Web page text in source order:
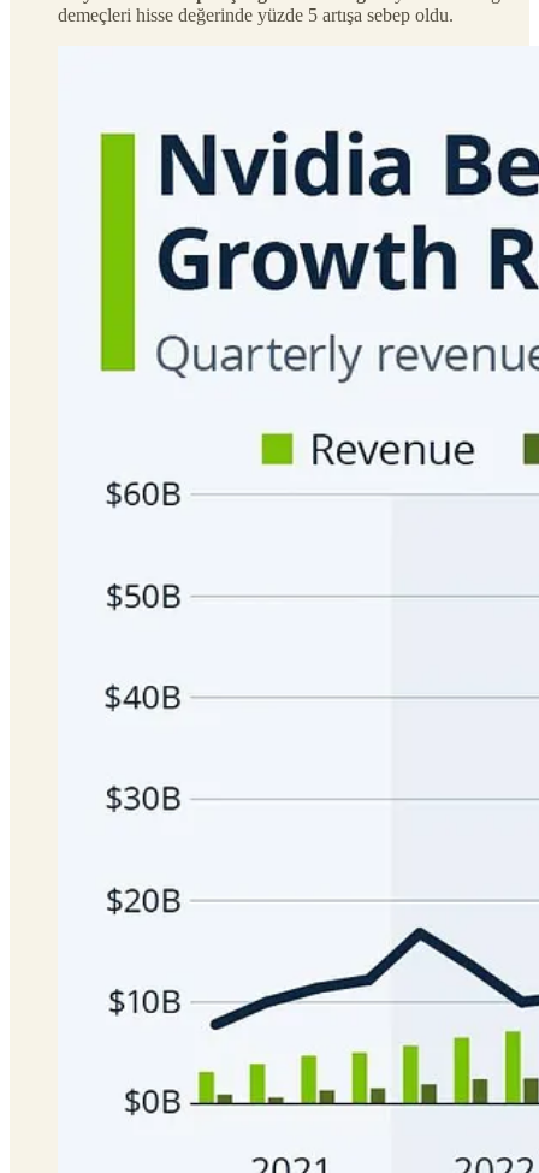
demeçleri hisse değerinde yüzde 5 artışa sebep oldu.